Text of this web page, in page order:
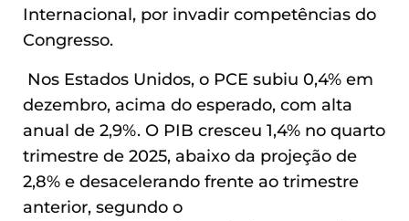
Internacional, por invadir competências do
Congresso.
Nos Estados Unidos, o PCE subiu 0,4% em
dezembro, acima do esperado, com alta
anual de 2,9%. O PIB cresceu 1,4% no quarto
trimestre de 2025, abaixo da projeção de
2,8% e desacelerando frente ao trimestre
anterior, segundo o